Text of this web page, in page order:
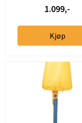
1.099,-
Kjøp